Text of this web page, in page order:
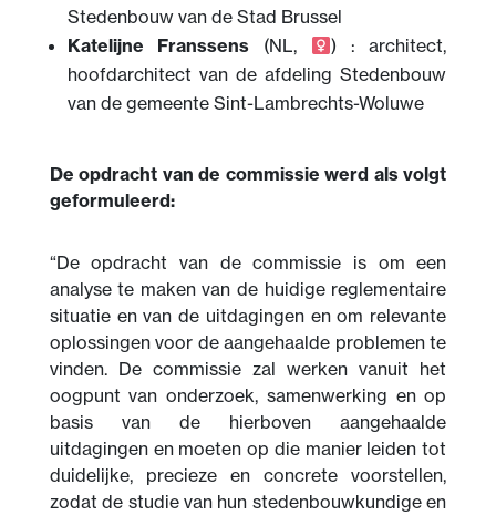
Stedenbouw van de Stad Brussel
Katelijne Franssens (NL,
) : architect,
hoofdarchitect van de afdeling Stedenbouw
van de gemeente Sint-Lambrechts-Woluwe
De opdracht van de commissie werd als volgt
geformuleerd:
“De opdracht van de commissie is om een
analyse te maken van de huidige reglementaire
situatie en van de uitdagingen en om relevante
oplossingen voor de aangehaalde problemen te
vinden. De commissie zal werken vanuit het
oogpunt van onderzoek, samenwerking en op
basis van de hierboven aangehaalde
uitdagingen en moeten op die manier leiden tot
duidelijke, precieze en concrete voorstellen,
zodat de studie van hun stedenbouwkundige en